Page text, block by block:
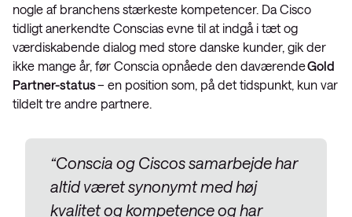
nogle af branchens stærkeste kompetencer. Da Cisco
tidligt anerkendte Conscias evne til at indgå i tæt og
værdiskabende dialog med store danske kunder, gik der
ikke mange år, før Conscia opnåede den daværendeGold
Partner-status– en position som, på det tidspunkt, kun var
tildelt tre andre partnere.
“Conscia og Ciscos samarbejde har
altid været synonymt med høj
kvalitet og kompetence og har